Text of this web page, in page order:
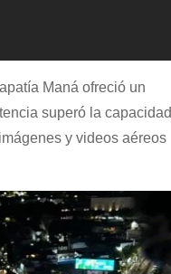
Maná ofreció un
superó la capacidad
y videos aéreos